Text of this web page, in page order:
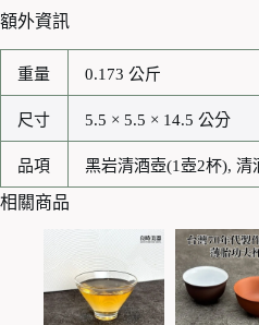
額外資訊
重量 0.173 公斤
尺寸 5.5 × 5.5 × 14.5 公分
品項 黑岩清酒壺(1壺2杯), 清
相關商品